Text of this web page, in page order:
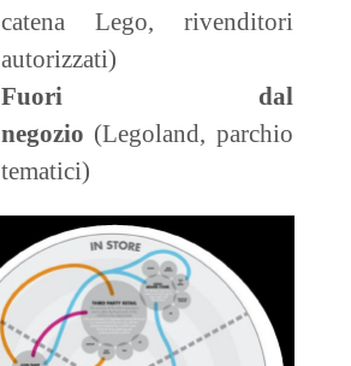
catena Lego, rivenditori
autorizzati)
Fuori dal
negozio (Legoland, parchio
tematici)